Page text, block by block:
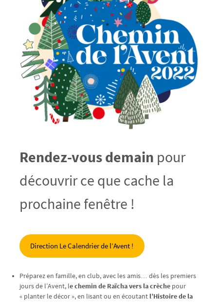
Rendez-vous demain pour
découvrir ce que cache la
prochaine fenêtre !
Direction Le Calendrier de l’Avent !
Préparez en famille, en club, avec les amis… dès les premiers
jours de l’Avent, le chemin de Raïcha vers la crèche pour
« planter le décor », en lisant ou en écoutant l’Histoire de la